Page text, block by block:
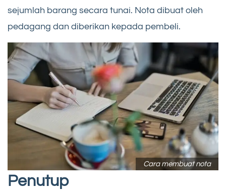
sejumlah barang secara tunai. Nota dibuat oleh
pedagang dan diberikan kepada pembeli.
Cara membuat nota
Penutup